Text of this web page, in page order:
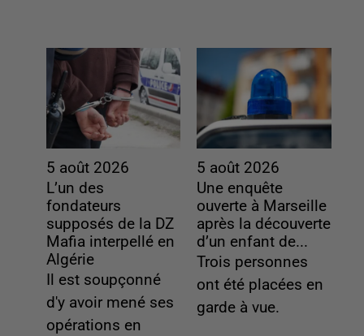
5 août 2026
L’un des
fondateurs
supposés de la DZ
Mafia interpellé en
Algérie
Il est soupçonné
d'y avoir mené ses
opérations en
5 août 2026
Une enquête
ouverte à Marseille
après la découverte
d’un enfant de...
Trois personnes
ont été placées en
garde à vue.